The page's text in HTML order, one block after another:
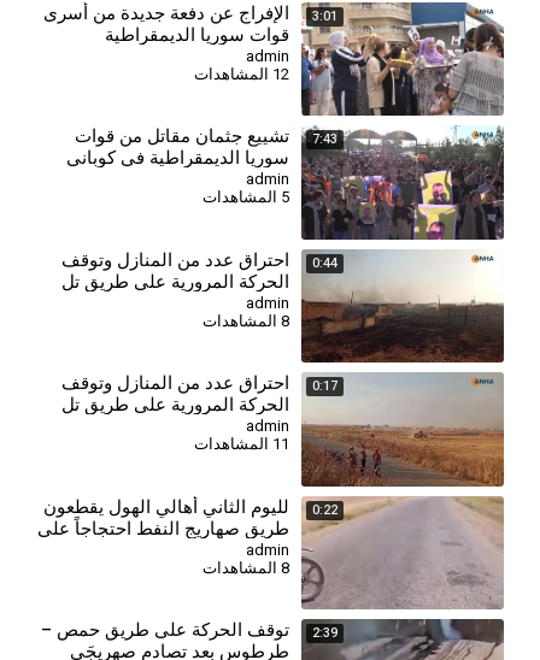
3:01
⁣الإفراج عن دفعة جديدة من أسرى
قوات سوريا الديمقراطية
admin
12 المشاهدات
7:43
⁣تشييع جثمان مقاتل من قوات
سوريا الديمقراطية في كوباني
admin
5 المشاهدات
0:44
احتراق عدد من المنازل وتوقف
الحركة المرورية على طريق تل
تمر - زركان
admin
8 المشاهدات
0:17
احتراق عدد من المنازل وتوقف
الحركة المرورية على طريق تل
تمر - زركان
admin
11 المشاهدات
0:22
لليوم الثاني أهالي الهول يقطعون
طريق صهاريج النفط احتجاجاً على
تدهور الخدمات
admin
8 المشاهدات
2:39
توقف الحركة على طريق حمص –
طرطوس بعد تصادم صهريجَي